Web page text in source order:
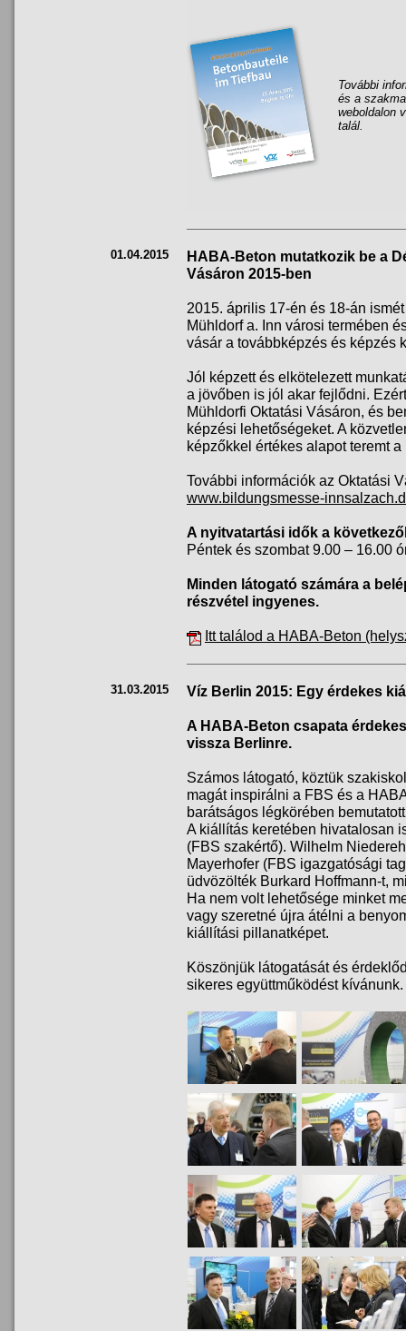
További
és a
weboldalon
talál.
01.04.2015
HABA-Beton mutatkozik be a
Vásáron 2015-ben
2015. április 17-én és 18-án
Mühldorf a. Inn városi termében
vásár a továbbképzés és képzés
Jól képzett és elkötelezett
a jövőben is jól akar fejlődni.
Mühldorfi Oktatási Vásáron, és
képzési lehetőségeket. A
képzőkkel értékes alapot teremt
További információk az Oktatási
www.bildungsmesse-
A nyitvatartási idők a
Péntek és szombat 9.00 – 16.00
Minden látogató számára a
részvétel ingyenes.
Itt találod a HABA-Beton
31.03.2015 Víz Berlin 2015: Egy érdekes
A HABA-Beton csapata
vissza Berlinre.
Számos látogató, köztük
magát inspirálni a FBS és a
barátságos légkörében
A kiállítás keretében hivatalosan
(FBS szakértő). Wilhelm
Mayerhofer (FBS igazgatósági
üdvözölték Burkard Hoffmann-t,
Ha nem volt lehetősége minket
vagy szeretné újra átélni a
kiállítási pillanatképet.
Köszönjük látogatását és
sikeres együttműködést kívánunk.